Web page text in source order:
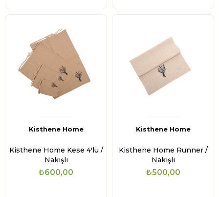
Kisthene Home
Kisthene Home Kese 4'lü /
Nakışlı
₺600,00
Kisthene Home
Kisthene Home Runner /
Nakışlı
₺500,00